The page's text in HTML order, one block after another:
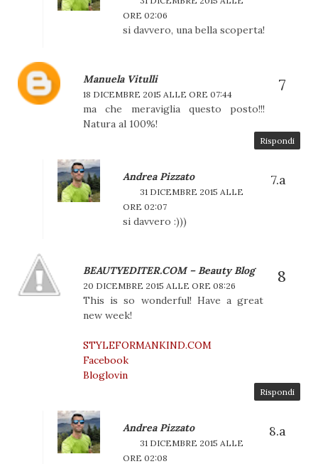
ORE 02:06
si davvero, una bella scoperta!
Manuela Vitulli
18 DICEMBRE 2015 ALLE ORE 07:44
ma che meraviglia questo posto!!!
Natura al 100%!
Rispondi
Andrea Pizzato
31 DICEMBRE 2015 ALLE
ORE 02:07
si davvero :)))
BEAUTYEDITER.COM – Beauty Blog
20 DICEMBRE 2015 ALLE ORE 08:26
This is so wonderful! Have a great
new week!
STYLEFORMANKIND.COM
Facebook
Bloglovin
Rispondi
Andrea Pizzato
31 DICEMBRE 2015 ALLE
ORE 02:08